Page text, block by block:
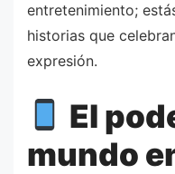
entretenimiento;
historias que
expresión.
El
mundo